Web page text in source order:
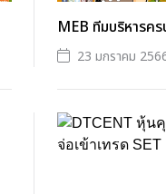
MEB ทีมบริหารคร
23 มกราคม